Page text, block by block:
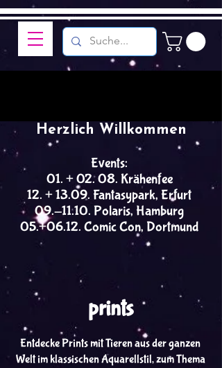
Events:
01. + 02. 08. Krähenfee
12. + 13.09. Fantasypark, Erfurt
09.-11.10. Polaris, Hamburg
05.+06.12. Comic Con, Dortmund
Herzlich Willkommen
prints
Entdecke Prints mit Tieren aus der ganzen
Welt im klassischen Aquarellstil, zum Thema